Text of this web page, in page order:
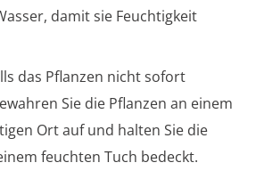
damit sie Feuchtigkeit
das Pflanzen nicht sofort
Sie die Pflanzen an einem
Ort auf und halten Sie die
feuchten Tuch bedeckt.